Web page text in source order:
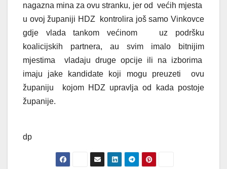
nagazna mina za ovu stranku, jer od većih mjesta
u ovoj županiji HDZ kontrolira još samo Vinkovce
gdje vlada tankom većinom uz podršku
koalicijskih partnera, au svim imalo bitnijim
mjestima vladaju druge opcije ili na izborima
imaju jake kandidate koji mogu preuzeti ovu
županiju kojom HDZ upravlja od kada postoje
županije.
dp